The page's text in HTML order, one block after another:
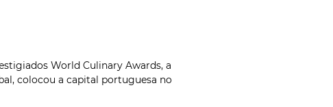
World Culinary Awards, a
colocou a capital portuguesa no